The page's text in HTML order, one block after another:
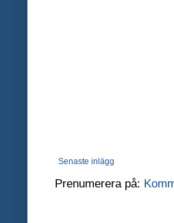
Senaste inlägg
Prenumerera på: